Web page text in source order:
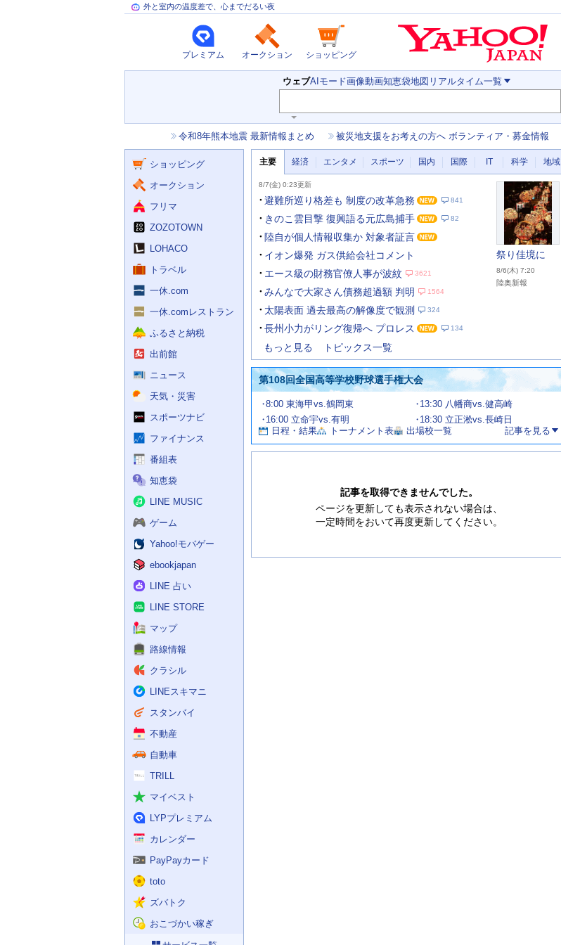
外と室内の温度差で、心までだるい夜
プレミアム オークション ショッピング
検
索
ウェブAIモード画像動画知恵袋地図 リアルタイム一覧
ワ
ー
力
補
助
を
開
く
せ
令和8年熊本地震 最新情報まとめ 被災地支援をお考えの方へ ボランティア・募金情報
ビ
ショッピング
オークション
フリマ
ZOZOTOWN
LOHACO
トラベル
一休.com
一休.comレストラン
ふるさと納税
出前館
ニュース
天気・災害
スポーツナビ
ファイナンス
番組表
知恵袋
LINE MUSIC
ゲーム
Yahoo!モバゲー
ebookjapan
LINE 占い
LINE STORE
マップ
路線情報
クラシル
LINEスキマニ
スタンバイ
不動産
自動車
TRILL
マイベスト
LYPプレミアム
カレンダー
PayPayカード
toto
ズバトク
おこづかい稼ぎ
ュ
ス
主要 経済 エンタメ スポーツ 国内 国際 IT 科学 地域
要
ニ
ー
8/7(金) 0:23更新
避難所巡り格差も 制度の改革急務 841
きのこ雲目撃 復興語る元広島捕手 82
陸自が個人情報収集か 対象者証言
イオン爆発 ガス供給会社コメント
エース級の財務官僚人事が波紋
3621
みんなで大家さん債務超過額 判明 1564
太陽表面 過去最高の解像度で観測 324
長州小力がリング復帰へ プロレス 134
祭り佳境に
8/6(木) 7:20
陸奥新報
もっと見る トピックス一覧
第108回全国高等学校野球選手権大会
試
合
情
報
8:00 東海甲vs.鶴岡東
13:30 八幡商vs.健高崎
16:00 立命宇vs.有明
18:30 立正淞vs.長崎日
日程・結果
トーナメント表 出場校一覧 記事を見る
お
す
記事を取得できませんでした。
ページを更新しても表示されない場合は、
一定時間をおいて再度更新してください。